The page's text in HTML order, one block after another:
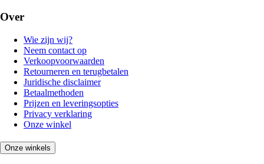
Over
Wie zijn wij?
Neem contact op
Verkoopvoorwaarden
Retourneren en terugbetalen
Juridische disclaimer
Betaalmethoden
Prijzen en leveringsopties
Privacy verklaring
Onze winkel
Onze winkels